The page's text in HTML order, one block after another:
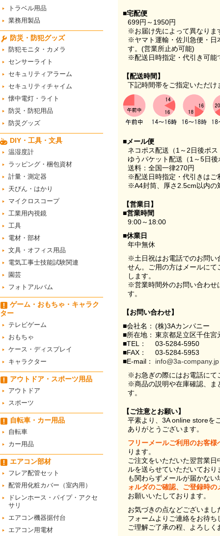
トラベル用品
業務用製品
防災・防犯グッズ
防犯モニタ・カメラ
センサーライト
セキュリティアラーム
セキュリティチャイム
懐中電灯・ライト
防災・防犯用品
防災グッズ
DIY・工具・文具
温湿度計
ラッピング・梱包資材
計量・測定器
天びん・はかり
マイクロスコープ
工業用内視鏡
工具
電材・部材
文具・オフィス用品
電気工事士技能試験関連
園芸
フォトアルバム
ゲーム・おもちゃ・キャラク
ター
テレビゲーム
おもちゃ
ケース・ディスプレイ
キャラクター
アウトドア・スポーツ用品
アウトドア
スポーツ
自転車・カー用品
自転車
カー用品
エアコン部材
フレア配管セット
配管用化粧カバー（室内用）
ドレンホース・パイプ・アクセ
サリ
エアコン機器据付台
エアコン用電材
■宅配便
699円～1950円
※お届け先によって異なりま
※ヤマト運輸・佐川急便・日
す。(営業所止め可能)
※配送日時指定・代引き可能
【配送時間】
下記時間帯をご指定いただけ
■メール便
ネコポス配送（1～2日後ポ
ゆうパケット配送（1～5日
送料：全国一律270円
※配送日時指定・代引きはご
※A4封筒、厚さ2.5cm以内の
【営業日】
■営業時間
9:00～18:00
■休業日
年中無休
※土日祝はお電話でのお問い
せん。ご用の方はメールに
します。
※営業時間外のお問い合わせ
す。
【お問い合わせ】
■会社名： (株)3Aカンパニー
■所在地： 東京都足立区千住
■TEL：
03-5284-5950
■FAX：
03-5284-5953
■E-mail：
info@3a-company.jp
※お急ぎの際にはお電話にて
※商品の説明や在庫確認、ま
す。
【ご注意とお願い】
平素より、3A online storeを
ありがとうございます。
フリーメールご利用のお客様
ります。
ご注文をいただいた翌営業
ルを送らせていただいてお
も関わらずメールが届かない
ォルダのご確認、ご登録時
お願いいたしております。
お気づきの点などございま
フォームよりご連絡をお待ち
ご理解ご了承の程、よろし